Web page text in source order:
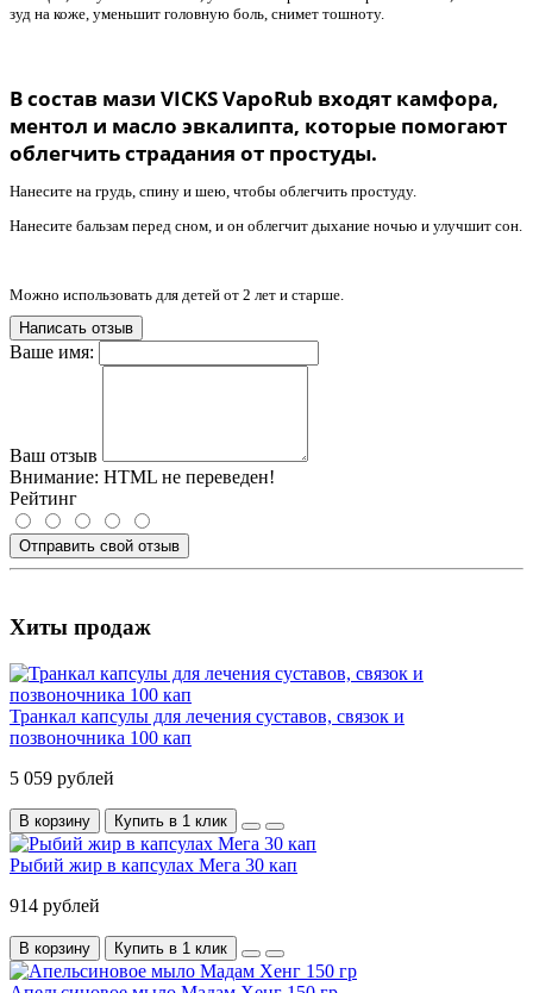
зуд на коже, уменьшит головную боль, снимет тошноту.
В состав мази VICKS VapoRub входят камфора,
ментол и масло эвкалипта, которые помогают
облегчить страдания от простуды.
Нанесите на грудь, спину и шею, чтобы облегчить простуду.
Нанесите бальзам перед сном, и он облегчит дыхание ночью и улучшит сон.
Можно использовать для детей от 2 лет и старше.
Написать отзыв
Ваше имя:
Ваш отзыв
Внимание: HTML не переведен!
Рейтинг
Отправить свой отзыв
Хиты продаж
Транкал капсулы для лечения суставов, связок и
позвоночника 100 кап
5 059 рублей
В корзину Купить в 1 клик
Рыбий жир в капсулах Мега 30 кап
914 рублей
В корзину Купить в 1 клик